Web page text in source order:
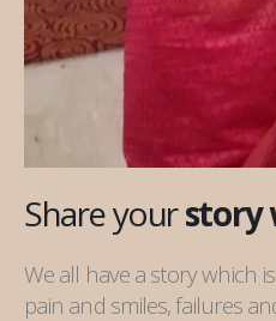
Share yourstory
We all have a story which
pain and smiles, failures